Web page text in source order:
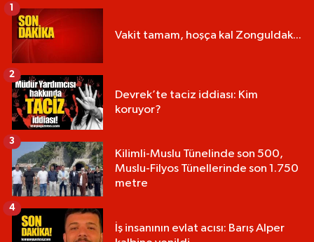
Vakit tamam, hoşça kal Zonguldak...
1
Devrek’te taciz iddiası: Kim
koruyor?
2
Kilimli-Muslu Tünelinde son 500,
Muslu-Filyos Tünellerinde son 1.750
metre
3
İş insanının evlat acısı: Barış Alper
4